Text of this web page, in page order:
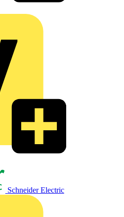
Schneider Electric